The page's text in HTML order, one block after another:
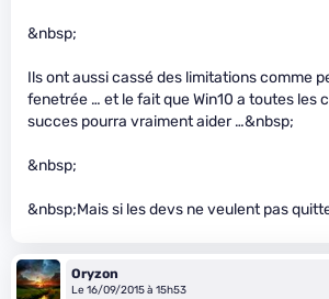
&nbsp;
Ils ont aussi cassé des limitations comme
fenetrée … et le fait que Win10 a toutes les
succes pourra vraiment aider …&nbsp;
&nbsp;
&nbsp;Mais si les devs ne veulent pas
Oryzon
Le 16/09/2015 à 15h53